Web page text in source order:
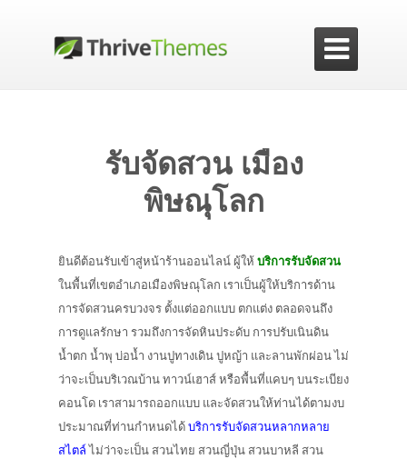

รับจัดสวน เมือง
พิษณุโลก
ยินดีต้อนรับเข้าสู่หน้าร้านออนไลน์ ผู้ให้บริการรับจัดสวน
ในพื้นที่เขตอำเภอเมืองพิษณุโลก เราเป็นผู้ให้บริการด้าน
การจัดสวนครบวงจร ตั้งแต่ออกแบบ ตกแต่ง ตลอดจนถึง
การดูแลรักษา รวมถึงการจัดหินประดับ การปรับเนินดิน
น้ำตก น้ำพุ บ่อน้ำ งานปูทางเดิน ปูหญ้า และลานพักผ่อน ไม่
ว่าจะเป็นบริเวณบ้าน ทาวน์เฮาส์ หรือพื้นที่แคบๆ บนระเบียง
คอนโด เราสามารถออกแบบ และจัดสวนให้ท่านได้ตามงบ
ประมาณที่ท่านกำหนดได้บริการรับจัดสวนหลากหลาย
สไตล์ไม่ว่าจะเป็น สวนไทย สวนญี่ปุ่น สวนบาหลี สวน